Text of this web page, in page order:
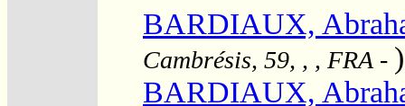
BARDIAUX,
Cambrésis, 59, , , FRA - )
BARDIAUX,